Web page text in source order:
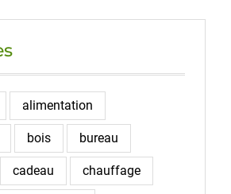
alimentation
bois bureau
cadeau chauffage